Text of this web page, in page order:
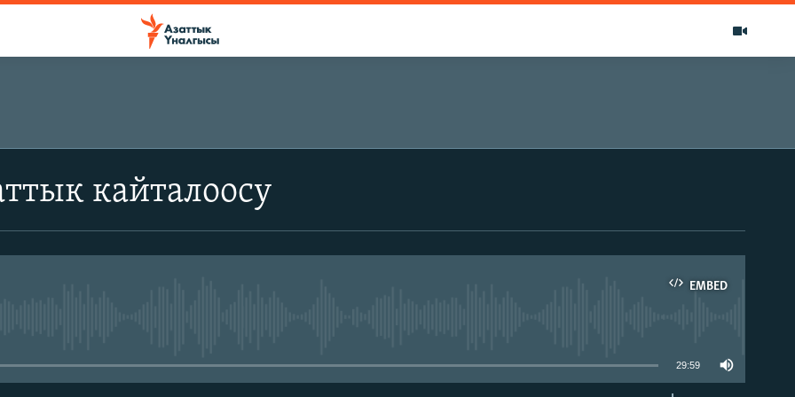
кайталоосу
EMBED
29:59